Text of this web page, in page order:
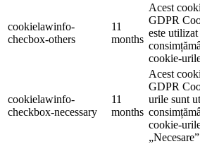
cookielawinfo-
checbox-others
11
months
Acest
GDPR
este
cookie-
cookielawinfo-
checkbox-necessary
11
months
Acest
GDPR
urile sunt
cookie-